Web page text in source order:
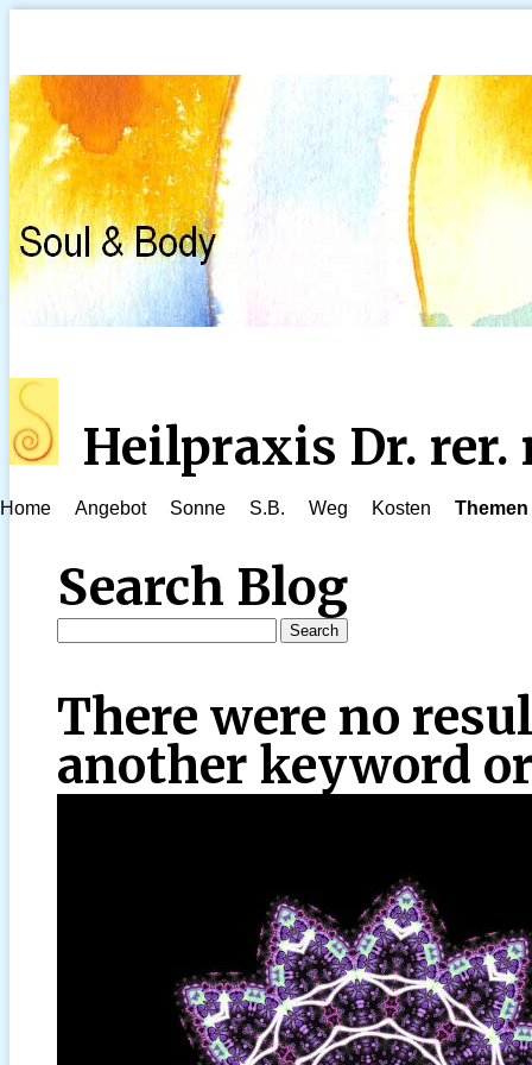
Heilpraxis Dr. rer.
Home Angebot Sonne S.B. Weg Kosten Themen
Search Blog
There were no
another keyword